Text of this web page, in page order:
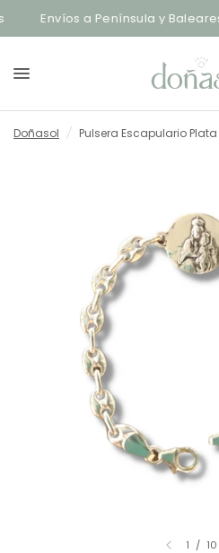
Envíos a Península y Baleares
Doñasol / Pulsera Escapulario Plata
1 / 10